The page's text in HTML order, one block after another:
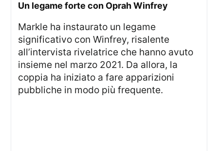
Un legame forte con Oprah Winfrey
Markle ha instaurato un legame
significativo con Winfrey, risalente
all’intervista rivelatrice che hanno avuto
insieme nel marzo 2021. Da allora, la
coppia ha iniziato a fare apparizioni
pubbliche in modo più frequente.